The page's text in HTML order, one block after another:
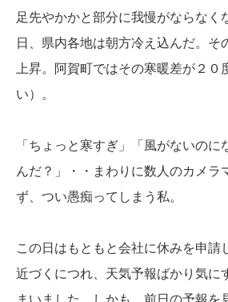
足先やかかと部分に我慢がならなく
日、県内各地は朝方冷え込んだ。そ
上昇。阿賀町ではその寒暖差が２０
い）。
「ちょっと寒すぎ」「風がないのに
んだ？」・・まわりに数人のカメラ
ず、つい愚痴ってしまう私。
この日はもともと会社に休みを申請
近づくにつれ、天気予報ばかり気に